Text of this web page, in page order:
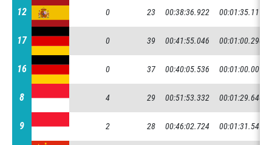
12 0 23 00:38:36.922 00:01:35.117
17 0 39 00:41:55.046 00:01:00.290
16 0 37 00:40:05.536 00:01:00.007
8 4 29 00:51:53.332 00:01:29.646
9 2 28 00:46:02.724 00:01:31.547
12
17
16
8
9